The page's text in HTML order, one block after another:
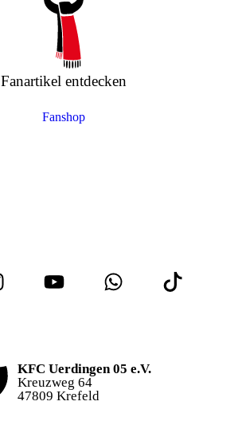
Fanartikel entdecken
Fanshop
KFC Uerdingen 05 e.V.
Kreuzweg 64
47809 Krefeld